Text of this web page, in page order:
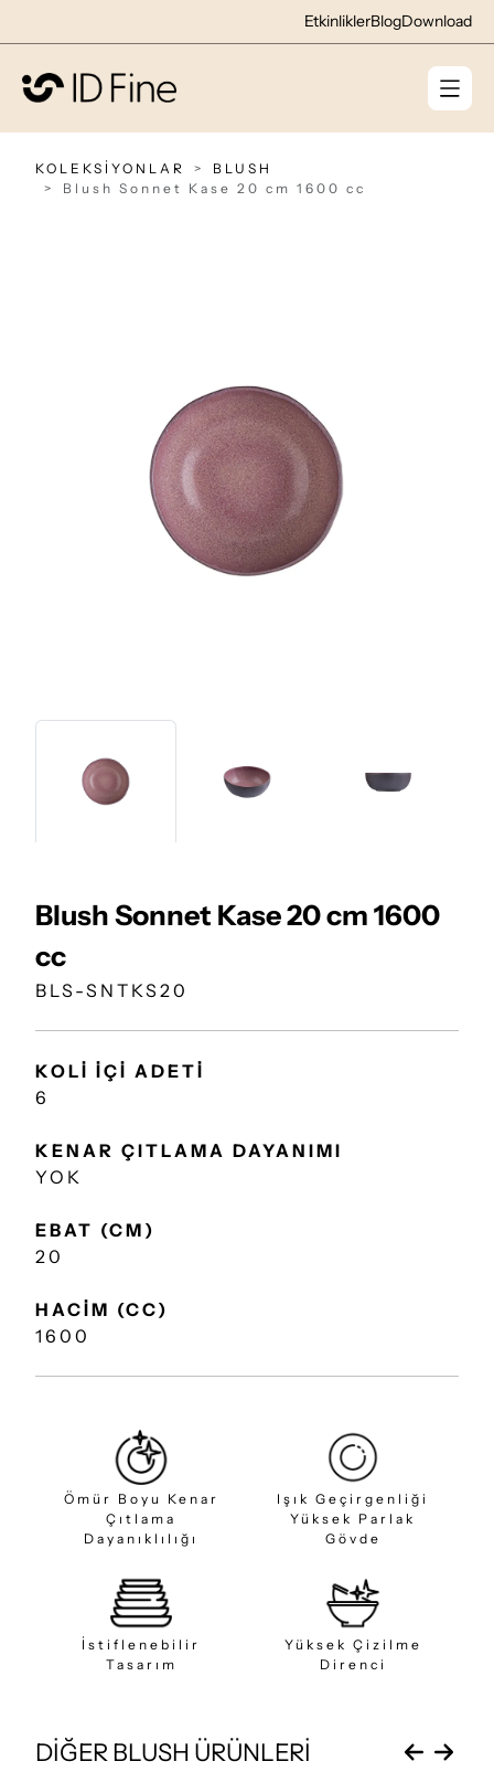
EtkinliklerBlogDownload
KOLEKSİYONLAR
BLUSH
Blush Sonnet Kase 20 cm 1600 cc
Blush Sonnet Kase 20 cm 1600
cc
BLS-SNTKS20
KOLİ İÇİ ADETİ
6
KENAR ÇITLAMA DAYANIMI
YOK
EBAT (CM)
20
HACİM (CC)
1600
Ömür Boyu Kenar
Çıtlama
Dayanıklılığı
Işık Geçirgenliği
Yüksek Parlak
Gövde
İstiflenebilir
Tasarım
Yüksek Çizilme
Direnci
DİĞER BLUSH ÜRÜNLERİ